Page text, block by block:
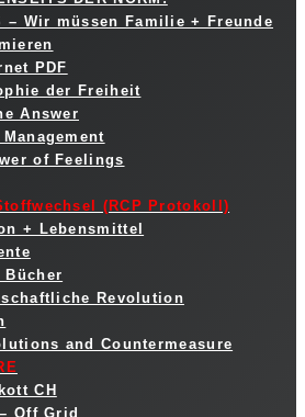
– Wir müssen Familie + Freunde
PDF
der Freiheit
Answer
of Feelings
(RCP Protokoll)
+ Lebensmittel
Bücher
Revolution
and Countermeasure
CH
Off Grid